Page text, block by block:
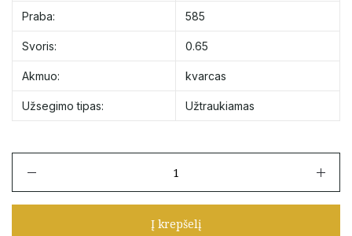
Praba: 585
Svoris: 0.65
Akmuo: kvarcas
Užsegimo tipas: Užtraukiamas
Užtraukiama
Į krepšelį